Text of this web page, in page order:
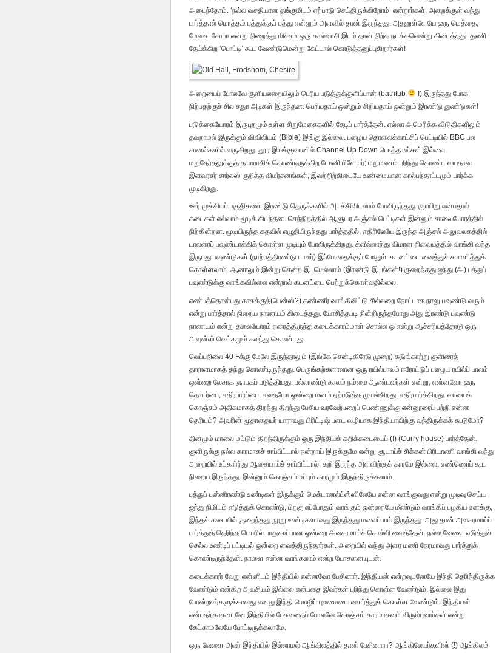
அடைந்தோம். ‘நல்ல வசதியான தங்குமிடம் ஏற்பாடு செய்திருக்கிறோம்’ என்றார்கள். அறைக்குள் வந்து
பார்த்தால் மொத்தம் பத்துக்குப் பத்து என்னும் அளவில் தான் இருந்தது. அதனுள்ளேயே ஒரு மெத்தை,
மேசை, சோபா என்று நிறைத்து மிச்சம் ஒரு கால்வாசி இடம் தான் நிற்க நடக்கவென்று கிடைத்தது. துணி
தேய்க்கிற ‘பொட்டி’ கூட வேண்டுமென்று கேட்டால் கொடுத்தனுப்புகிறார்கள்!
அறையைப் போலவே குளியலறையிலும் பெரிய படுத்துக்குளிப்பான் (bathtub
!) இருந்தது போக
நிற்பதற்குச் சில சதுர அடிகள் இருந்தன. பெரியதாய் ஒன்றும் சிறியதாய் ஒன்றும் இரண்டு துண்டுகள்!
படுக்கையோரம் இருபுறமும் உள்ள சிறுமேசைகளில் தேடிப் பார்த்தேன். எல்லா அமெரிக்க விடுதிகளிலும்
தவறாமல் இருக்கும் விவிலியம் (Bible) இங்கு இல்லை. பழைய தொலைக்காட்சிப் பெட்டியில் BBC பல
சானல்களில் வருகிறது. தூர இயக்குவானில் Channel Up Down பொத்தான்கள் இல்லை.
மறுதேர்தலுக்குத் தயாராகிக் கொண்டிருக்கிற டோனி பிளேயர்; மறுமணம் புரிந்து கொண்ட வயதான
இளவரசர் சார்லஸ் குறித்த விமர்சனங்கள்; இவற்றிற்கிடையே உண்மையான கால்பந்தாட்டமும் பார்க்க
முடிகிறது.
ஊர் முக்கியப் பகுதிகளை இரண்டு தெருக்களில் அடக்கிவிடலாம் போலிருந்தது. ஞாயிறு என்பதால்
கடைகள் எல்லாம் மூடிக் கிடந்தன. செந்நிறத்தில் ஆளுயர அஞ்சல் பெட்டிகள் இன்னும் சாலையோரத்தில்
நிற்கின்றன. மூடியிருந்த கதவில் எழுதியிருந்தது பார்த்ததில், எதிரிலேயே இருந்த அஞ்சல் அலுவலகத்தில்
டாலரைப் பவுண்டாக்கிக் கொள்ள முடியும் போலிருக்கிறது. க்ளீவ்லாந்து விமான நிலையத்தில் வாங்கி வந்த
இருபது பவுண்டுகள் (நாற்பத்திரண்டு டாலர்) இப்போதைக்குப் போதும். கடனட்டை வைத்துச் சமாளித்துக்
கொள்ளலாம். ஆனாலும் இன்று சென்ற இடமெல்லாம் (இரண்டு இடங்கள்!) குறைந்தது ஐந்து (அ) பத்துப்
பவுண்டுக்கு வாங்கவில்லை என்றால் கடனட்டை பெற்றுக்கொள்வதில்லை.
எண்பத்தொன்பது காசுக்குத்(பென்ஸ்?) தண்ணீர் வாங்கிவிட்டு சில்லறை நோட்டாக நாலு பவுண்டு வரும்
என்று பார்த்தால் நிறைய நாணயம் கிடைத்தது. யோசித்தபடி நின்றிருந்தபோது அது இரண்டு பவுண்டு
நாணயம் என்று தலையோரம் நரைத்திருந்த கடைக்காரம்மாள் சொல்ல ஓ என்று ஆச்சரியத்தோடு ஒரு
அவுன்ஸ் வெட்கமும் கலந்து கொண்டது.
வெப்பநிலை 40 Fக்கு மேலே இருந்தாலும் (இங்கே சென்டிகிரேடு முறை) கடுங்காற்று குளிரைத்
தாராளமாகத் தந்து கொண்டிருந்தது. பெருங்கற்களாலான ஒரு ரயில்பாலம் ஈரோட்டுப் பழைய ரயில்ப் பாலம்
ஒன்றை லேசாக ஞாபகப் படுத்தியது. பல்லாண்டு காலம் நம்மை ஆண்டவர்கள் என்று, என்னவோ ஒரு
தொடர்பை, எதிர்பார்ப்பை, எதையோ ஒன்றை மனம் ஏற்படுத்த முயல்கிறது. எதிர்பார்க்கிறது. வாயைக்
கொஞ்சம் அதிகமாகத் திறந்து திறந்து பேசிய வரவேற்பறைப் பெண்ணுக்கு என்னூரைப் பற்றி என்ன
தெரியும்? அவரின் மூதாதையர் யாராவது பிரிட்டிஷ் படை வழியாக இந்தியாவிற்கு வந்திருக்கக் கூடுமோ?
தினமும் மாலை மட்டும் திறந்திருக்கும் ஒரு இந்தியக் கறிக்கடையைப் (!) (Curry house) பார்த்தேன்.
குளிருக்கு நல்ல காரமாகச் சாப்பிட்டால் நன்றாய் இருக்குமே என்று சூடாய்ச் சிக்கன் பிரியாணி வாங்கி வந்து
அறையில் உட்கார்ந்து ஆசையாய்ச் சாப்பிட்டால், கறி இருந்த அளவிற்குக் காரமே இல்லை. எண்ணெய் கூட
நிறைய இருந்தது. இன்னும் கொஞ்சம் உப்பும் காரமும் இருந்திருக்கலாம்.
பத்துப் பன்னிரண்டு உண்டிகள் இருக்கும் மெக்டானல்ட்ஸ்ஸிலேயே என்ன வாங்குவது என்று முடிவு செய்ய
ஐந்து நிமிடம் எடுத்துக் கொண்டு, பிறகு எப்போதும் வாங்கும் ஒன்றையே மீண்டும் வாங்கிப் பழகிய எனக்கு,
இந்தக் கடையில் குறைந்தது நூறு உண்டிகளாவது இருந்தது மலைப்பாய் இருந்தது. அது தான் அவசரமாய்ப்
பார்த்துத் தெரிந்த பெயரில் பாதுகாப்பான ஒன்றை அவசரமாய்ச் சொல்லி வைத்தேன். நல்ல வேளை எடுத்துச்
செல்ல உண்டிப் பட்டியல் ஒன்றை வைத்திருந்தார்கள். அறையில் வந்து அரை மணி நேரமாவது பார்த்துக்
கொண்டிருந்தேன். நாளை என்ன வாங்கலாம் என்ற யோசனையுடன்.
கடைக்காரர் வேறு என்னிடம் இந்தியில் என்னவோ பேசினார். இந்தியன் என்றவுடனேயே இந்தி தெரிந்திருக்க
வேண்டும் என்கிற அவசியம் இல்லை என்பதை இவர்கள் புரிந்து கொள்ள வேண்டும். இல்லை இது
போன்றவர்களுக்காவது எனது இந்தி மொழிப் புலமையை வளர்த்துக் கொள்ள வேண்டும். இந்தியன்
என்பதற்காக உடனே இந்தியில் பேசுவதைப் போலவே கொஞ்சம் காரமாகவும் விரும்புவார்கள் என்று
கேட்காமலேயே போட்டிருக்கலாமே.
ஒரு வேளை அவர் இந்தியில் இல்லாமல் ஆங்கிலத்தில் தான் பேசினாரா? ஆங்கிலேயர்களின் (!) ஆங்கிலம்